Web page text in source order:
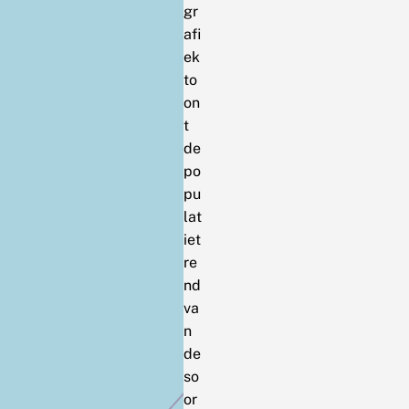
gr
afi
ek
to
on
t
de
po
pu
lat
iet
re
nd
va
n
de
so
or